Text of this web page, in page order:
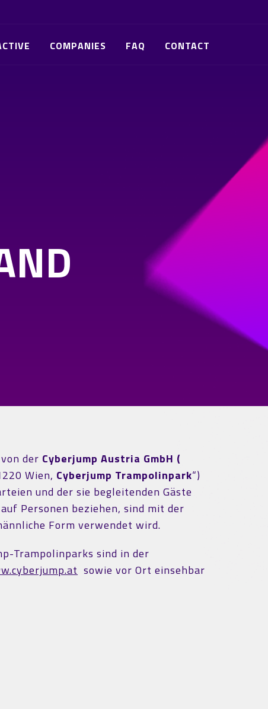
COMPANIES FAQ CONTACT
der Cyberjump Austria GmbH (
Wien, Cyberjump Trampolinpark“)
und der sie begleitenden Gäste
Personen beziehen, sind mit der
Form verwendet wird.
Trampolinparks sind in der
sowie vor Ort einsehbar